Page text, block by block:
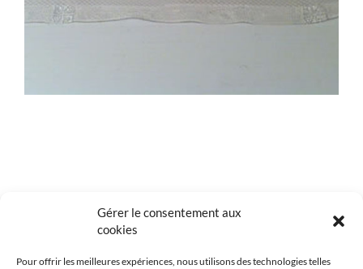
Gérer le consentement aux
cookies
Pour offrir les meilleures expériences, nous utilisons des technologies telles